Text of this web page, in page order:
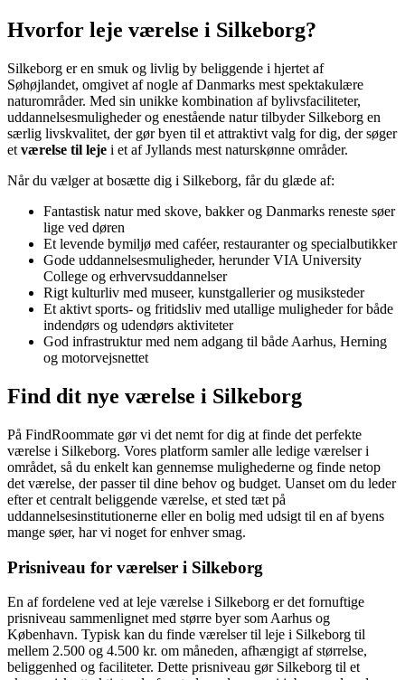
Hvorfor leje værelse i Silkeborg?
Silkeborg er en smuk og livlig by beliggende i hjertet af
Søhøjlandet, omgivet af nogle af Danmarks mest spektakulære
naturområder. Med sin unikke kombination af bylivsfaciliteter,
uddannelsesmuligheder og enestående natur tilbyder Silkeborg en
særlig livskvalitet, der gør byen til et attraktivt valg for dig, der søger
et værelse til leje i et af Jyllands mest naturskønne områder.
Når du vælger at bosætte dig i Silkeborg, får du glæde af:
Fantastisk natur med skove, bakker og Danmarks reneste søer
lige ved døren
Et levende bymiljø med caféer, restauranter og specialbutikker
Gode uddannelsesmuligheder, herunder VIA University
College og erhvervsuddannelser
Rigt kulturliv med museer, kunstgallerier og musiksteder
Et aktivt sports- og fritidsliv med utallige muligheder for både
indendørs og udendørs aktiviteter
God infrastruktur med nem adgang til både Aarhus, Herning
og motorvejsnettet
Find dit nye værelse i Silkeborg
På FindRoommate gør vi det nemt for dig at finde det perfekte
værelse i Silkeborg. Vores platform samler alle ledige værelser i
området, så du enkelt kan gennemse mulighederne og finde netop
det værelse, der passer til dine behov og budget. Uanset om du leder
efter et centralt beliggende værelse, et sted tæt på
uddannelsesinstitutionerne eller en bolig med udsigt til en af byens
mange søer, har vi noget for enhver smag.
Prisniveau for værelser i Silkeborg
En af fordelene ved at leje værelse i Silkeborg er det fornuftige
prisniveau sammenlignet med større byer som Aarhus og
København. Typisk kan du finde værelser til leje i Silkeborg til
mellem 2.500 og 4.500 kr. om måneden, afhængigt af størrelse,
beliggenhed og faciliteter. Dette prisniveau gør Silkeborg til et